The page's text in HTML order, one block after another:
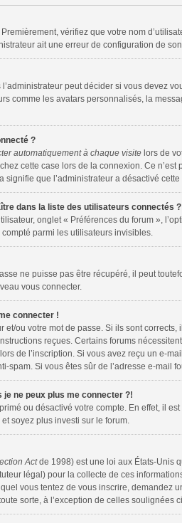
vérifiez que votre nom
ait une erreur de configuration de
peut décider si vous devez
comme les avatars personnalisés, la
?
automatiquement à chaque visite lors de
cette case lors de la connexion. Ce
signifie que l’administrateur a désactivé
dans la liste des utilisateurs connectés ?
onglet « Préférences du forum »,
parmi les utilisateurs invisibles.
ne puisse pas être récupéré, il peut
vous connecter.
connecter !
et/ou votre mot de passe. Si ils sont
reçues. Certains forums
de l’inscription. Si vous avez reçu un e-
spam. Si vous êtes sûr de l’adresse e-mail
ne peux plus me connecter ?!
ou désactivé votre compte. En effet, il
soyez plus investi sur le forum.
Actde 1998) est une loi aux États-Unis
légal) pour la collecte de ces
vous tentez de vous inscrire, demandez
sorte, à l’exception de celles soulignées